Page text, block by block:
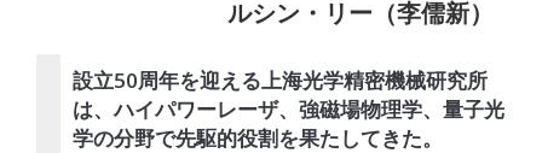
ルシン・リー（李儒新）
設立50周年を迎える上海光学精密機械研究所
は、ハイパワーレーザ、強磁場物理学、量子光
学の分野で先駆的役割を果たしてきた。